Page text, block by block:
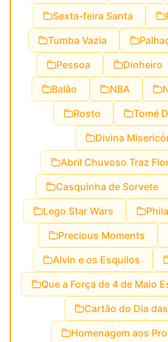
Sexta-feira Santa
Tumba Vazia
Pessoa
Dinheiro
Balão
NBA
Rosto
Tomé
Divina
Abril Chuvoso Traz
Casquinha de Sorvete
Lego Star Wars
Precious Moments
Alvin e os Esquilos
Que a Força de 4 de Maio
Cartão do Dia
Homenagem aos